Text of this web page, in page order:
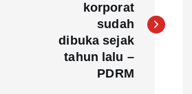
korporat
sudah
dibuka sejak
tahun lalu –
PDRM